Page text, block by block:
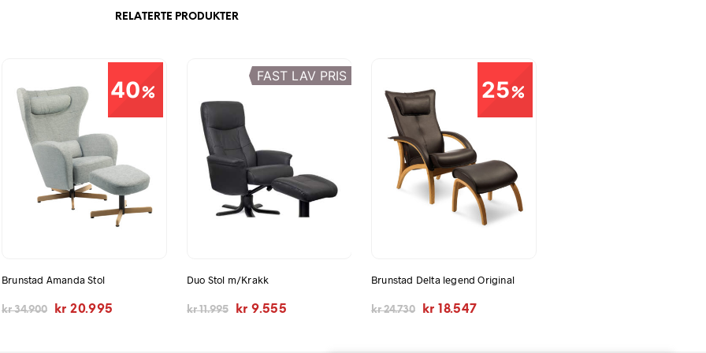
RELATERTE PRODUKTER
40
Brunstad Amanda Stol
kr34.900
Opprinnelig
kr 20.995
FAST LAV PRIS
Duo Stol m/Krakk
kr11.995
Opprinnelig
kr 9.555Nåværende
25
Brunstad Delta legend Original
kr24.730
Opprinnelig
kr 18.547Nåværende